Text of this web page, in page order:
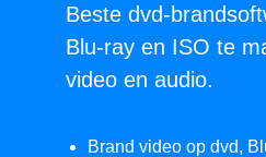
Beste dvd-
Blu-ray en ISO te
video en audio.
Brand video op dvd,